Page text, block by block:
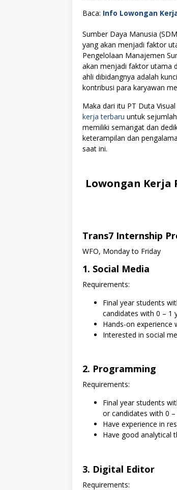
Baca: Info Lowongan
Sumber Daya Manusia
yang akan menjadi faktor
Pengelolaan Manajemen
akan menjadi faktor utama
ahli dibidangnya adalah
kontribusi para karyawan
Maka dari itu PT Duta
kerja terbaru untuk
memiliki semangat dan
keterampilan dan
saat ini.
Lowongan Kerja
Trans7 Internship
WFO, Monday to Friday
1. Social Media
Requirements:
⁠Final year students
candidates with 0 – 1
Hands-on experience
Interested in social
2. Programming
Requirements:
Final year students
or candidates with 0
Have experience in
Have good analytical
3. Digital Editor
Requirements: